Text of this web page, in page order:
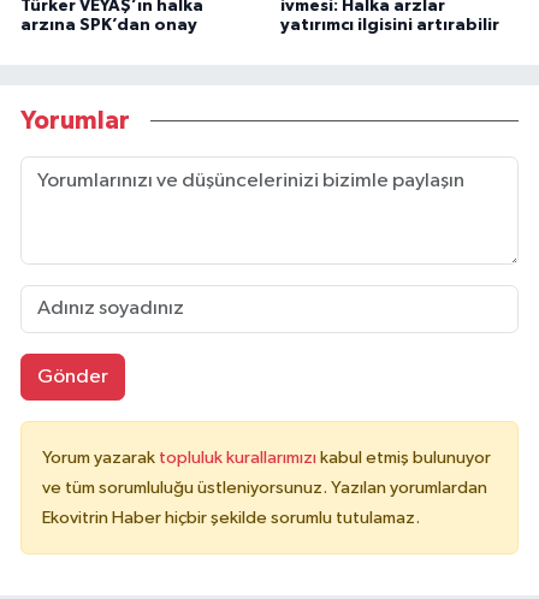
Türker VEYAŞ’ın halka
arzına SPK’dan onay
ivmesi: Halka arzlar
yatırımcı ilgisini artırabilir
Yorumlar
Gönder
Yorum yazarak topluluk kurallarımızı kabul etmiş bulunuyor
ve tüm sorumluluğu üstleniyorsunuz. Yazılan yorumlardan
Ekovitrin Haber hiçbir şekilde sorumlu tutulamaz.